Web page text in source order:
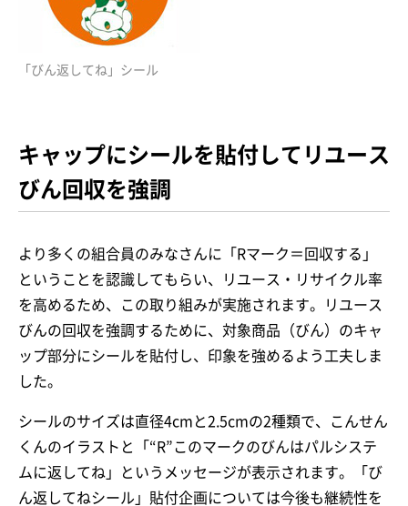
「びん返してね」シール
キャップにシールを貼付してリユース
びん回収を強調
より多くの組合員のみなさんに「Rマーク＝回収する」
ということを認識してもらい、リユース・リサイクル率
を高めるため、この取り組みが実施されます。リユース
びんの回収を強調するために、対象商品（びん）のキャ
ップ部分にシールを貼付し、印象を強めるよう工夫しま
した。
シールのサイズは直径4cmと2.5cmの2種類で、こんせん
くんのイラストと「“R”このマークのびんはパルシステ
ムに返してね」というメッセージが表示されます。「び
ん返してねシール」貼付企画については今後も継続性を